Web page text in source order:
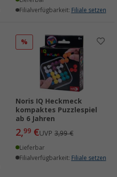
Filialverfügbarkeit: Filiale setzen
%
Noris IQ Heckmeck
kompaktes Puzzlespiel
ab 6 Jahren
2,99 €UVP 3,99 €
Lieferbar
Filialverfügbarkeit: Filiale setzen